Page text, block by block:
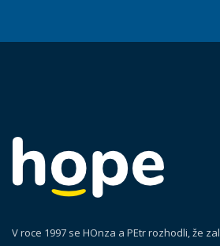
V roce 1997 se HOnza a PEtr rozhodli, že